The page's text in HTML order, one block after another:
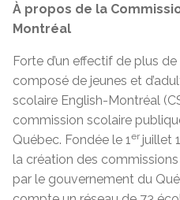
À propos de la
Montréal
Forte d’un effectif de plus
composé de jeunes et
scolaire English-Montréal
commission scolaire
Québec. Fondée le 1 er juillet
la création des
par le gouvernement du